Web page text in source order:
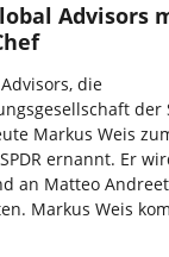
Advisors
die
der
Markus Weis
ernannt. Er
an Matteo
Markus Weis